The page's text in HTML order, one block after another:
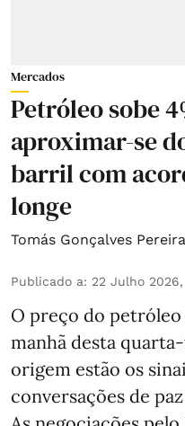
Mercados
Petróleo sobe
aproximar-se
barril com
longe
Tomás Gonçalves Pereira
Publicado a: 22 Julho 2026,
O preço do
manhã desta
origem estão os
conversações de